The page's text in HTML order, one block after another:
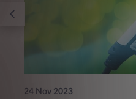
24 Nov 2023